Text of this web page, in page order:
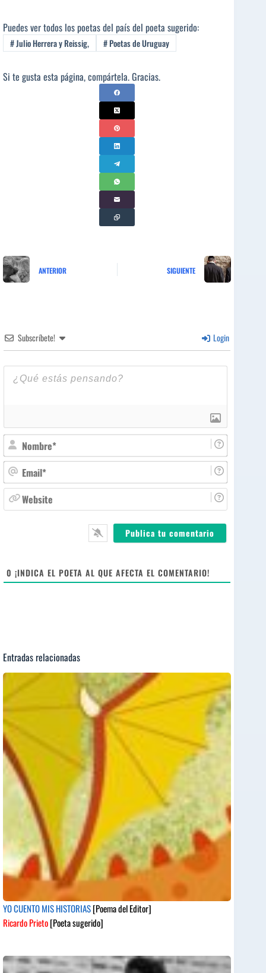
Puedes ver todos los poetas del país del poeta sugerido:
#Julio Herrera y Reissig, #Poetas de Uruguay
Si te gusta esta página, compártela. Gracias.
ANTERIOR SIGUIENTE
Subscríbete! Login
o
m
b
r
m
ie
0 ¡INDICA EL POETA AL QUE AFECTA EL COMENTARIO!
Entradas relacionadas
YO CUENTO MIS HISTORIAS[Poema del Editor]
Ricardo Prieto[Poeta sugerido]